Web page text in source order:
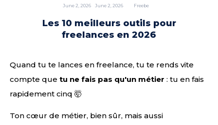
June 2, 2026
June 2, 2026
Freebe
Les 10 meilleurs outils pour
freelances en 2026
Quand tu te lances en freelance, tu te rends vite
compte que tu ne fais pas qu'un métier : tu en fais
rapidement cinq 🤯
Ton cœur de métier, bien sûr, mais aussi